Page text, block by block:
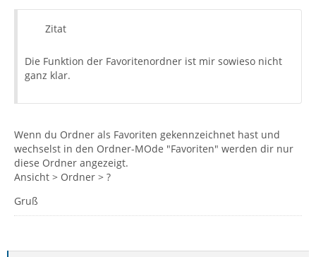
Zitat
Die Funktion der Favoritenordner ist mir sowieso nicht
ganz klar.
Wenn du Ordner als Favoriten gekennzeichnet hast und
wechselst in den Ordner-MOde "Favoriten" werden dir nur
diese Ordner angezeigt.
Ansicht > Ordner > ?
Gruß